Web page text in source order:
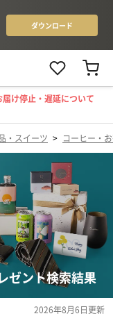
届け停止・遅延について
・スイーツ > コーヒー・
ゼント検索結果
2026年8月6日更新